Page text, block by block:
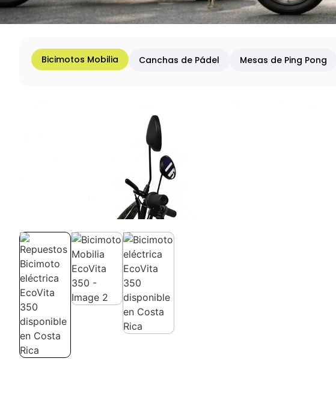
Canchas de Pádel Mesas de Ping Pong
Bicimotos Mobilia